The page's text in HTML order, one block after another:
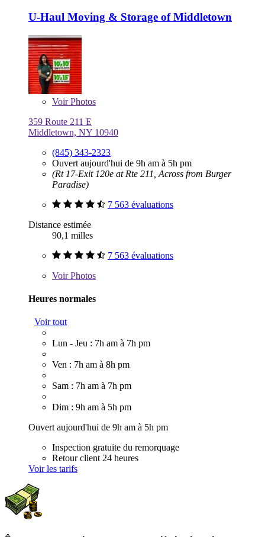
U-Haul Moving & Storage of Middletown
VoirPhotos
359 Route 211 E
Middletown, NY 10940
(845) 343-2323
Ouvert aujourd'hui de 9h am à 5h pm
(Rt 17-Exit 120e at Rte 211, Across from Burger
Paradise)
7 563 évaluations
Distance estimée
90,1 milles
7 563 évaluations
VoirPhotos
Heures normales
Voir tout
Lun - Jeu : 7h am à 7h pm
Ven : 7h am à 8h pm
Sam : 7h am à 7h pm
Dim : 9h am à 5h pm
Ouvert aujourd'hui de 9h am à 5h pm
Inspection gratuite du remorquage
Retour client 24 heures
Voir les tarifs